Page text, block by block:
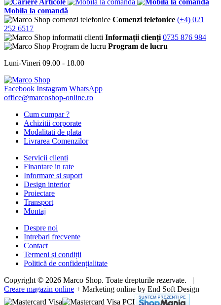
Mobila la comandă
Comenzi telefonice (+4) 021
252 6517
Informații clienți 0735 876 984
Program de lucru
Luni-Vineri 09.00 - 18.00
Facebook Instagram WhatsApp
office@marcoshop-online.ro
Cum cumpar ?
Achizitii corporate
Modalitati de plata
Livrarea Comenzilor
Servicii clienti
Finantare in rate
Informare si suport
Design interior
Proiectare
Transport
Montaj
Despre noi
Intrebari frecvente
Contact
Termeni și condiții
Politică de confidențialitate
Copyright © 2026 Marco Shop. Toate drepturile rezervate. |
Creare magazin online + Marketing online by End Soft Design